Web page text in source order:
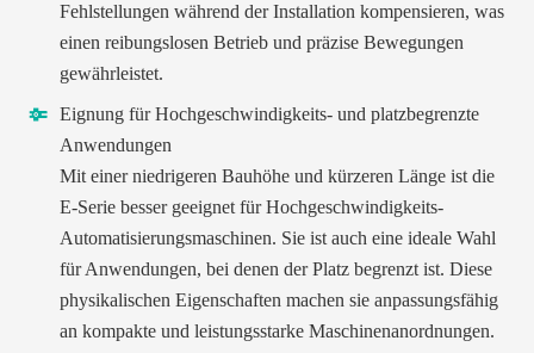
Fehlstellungen während der Installation kompensieren, was
einen reibungslosen Betrieb und präzise Bewegungen
gewährleistet.
Eignung für Hochgeschwindigkeits- und platzbegrenzte
Anwendungen
Mit einer niedrigeren Bauhöhe und kürzeren Länge ist die
E-Serie besser geeignet für Hochgeschwindigkeits-
Automatisierungsmaschinen. Sie ist auch eine ideale Wahl
für Anwendungen, bei denen der Platz begrenzt ist. Diese
physikalischen Eigenschaften machen sie anpassungsfähig
an kompakte und leistungsstarke Maschinenanordnungen.